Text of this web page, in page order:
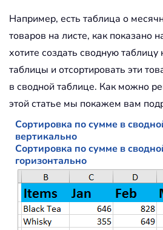
Например, есть таблица о
товаров на листе, как показано
хотите создать сводную таблицу
таблицы и отсортировать эти
в сводной таблице. Как можно
этой статье мы покажем вам
Сортировка по сумме в
вертикально
Сортировка по сумме в
горизонтально